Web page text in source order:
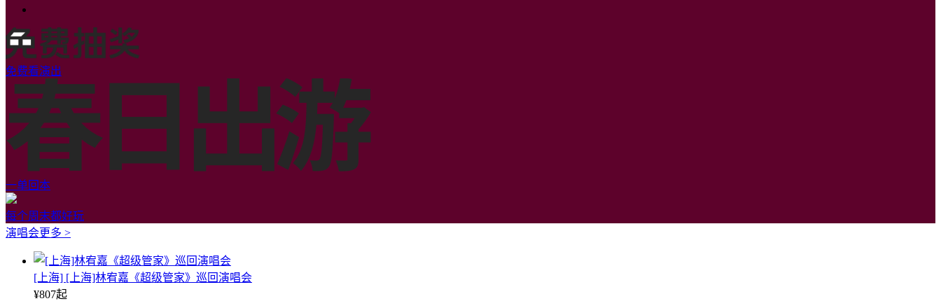
免费看演出
一单回本
每个周末都好玩
演唱会更多 >
[上海] [上海]林宥嘉《超级管家》巡回演唱会
¥807起